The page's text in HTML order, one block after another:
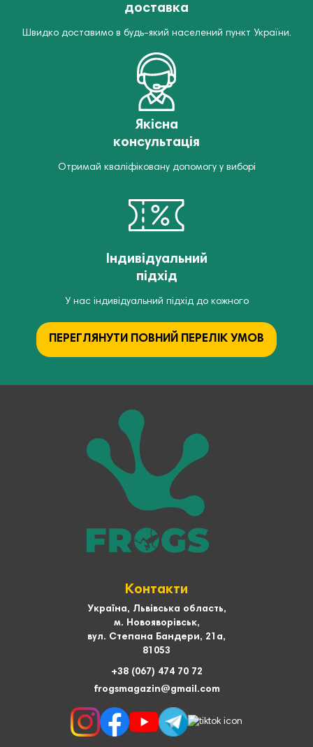
доставка
Швидко доставимо в будь-який населений пункт України.
Якісна
консультація
Отримай кваліфіковану допомогу у виборі
Індивідуальний
підхід
У нас індивідуальний підхід до кожного
ПЕРЕГЛЯНУТИ ПОВНИЙ ПЕРЕЛІК УМОВ
Контакти
Україна, Львівська область,
м. Новояворівськ,
вул. Степана Бандери, 21а,
81053
+38 (067) 474 70 72
frogsmagazin@gmail.com